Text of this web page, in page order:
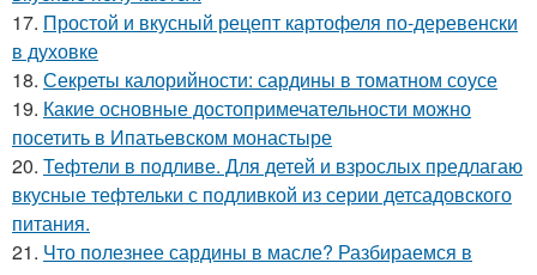
17. Простой и вкусный рецепт картофеля по-деревенски
в духовке
18. Секреты калорийности: сардины в томатном соусе
19. Какие основные достопримечательности можно
посетить в Ипатьевском монастыре
20. Тефтели в подливе. Для детей и взрослых предлагаю
вкусные тефтельки с подливкой из серии детсадовского
питания.
21. Что полезнее сардины в масле? Разбираемся в